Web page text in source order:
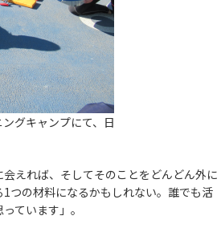
グキャンプにて、日
えれば、そしてそのことをどんどん外に
つの材料になるかもしれない。誰でも活
ています」。